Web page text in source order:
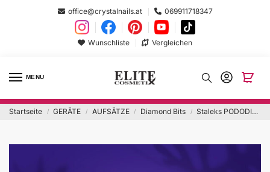
office@crystalnails.at 069911718347
Wunschliste Vergleichen
MENU
Startseite / GERÄTE / AUFSÄTZE / Diamond Bits / Staleks PODODISC L EXPERT – Verlängerte Pediküre-Scheibe + 180er Einwegfeilen (5 Stk) | 25 mm Durchmesser